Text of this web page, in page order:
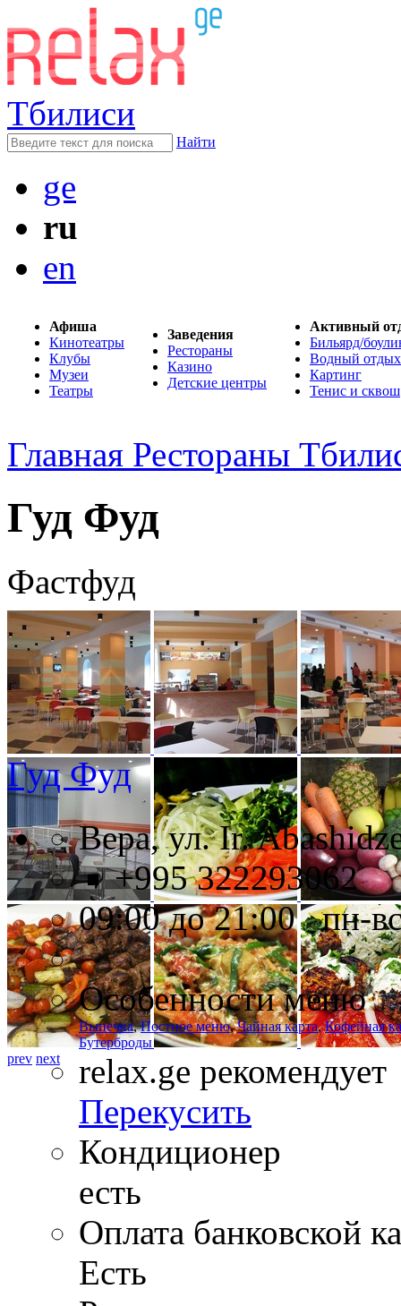
Тбилиси
Найти
ge
ru
en
Афиша
Кинотеатры
Клубы
Музеи
Театры
Заведения
Рестораны
Казино
Детские центры
Активный
Бильярд/
Водный отдых
Картинг
Тенис и сквош
Главная Рестораны
Гуд Фуд
Фастфуд
prev next
Гуд Фуд
Вера, ул. Ir.
+995 322293062
09:00 до 21:00 пн-
Особенности меню
Выпечка,Постное меню,Чайная карта,Кофейная
Бутерброды
relax.ge рекомендует
Перекусить
Кондиционер
есть
Оплата банковской
Есть